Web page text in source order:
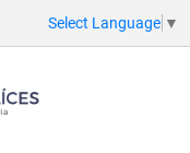
Select Language ▼